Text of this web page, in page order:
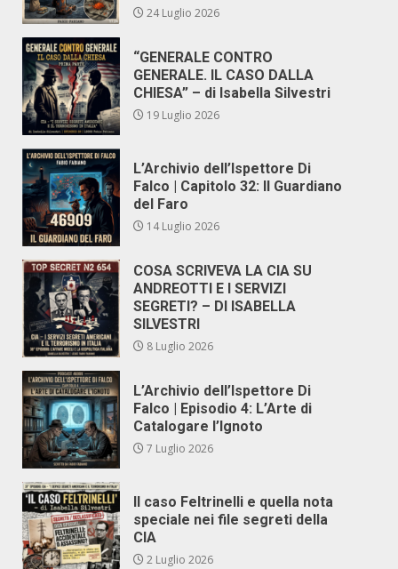
24 Luglio 2026
“GENERALE CONTRO
GENERALE. IL CASO DALLA
CHIESA” – di Isabella Silvestri
19 Luglio 2026
L’Archivio dell’Ispettore Di
Falco | Capitolo 32: Il Guardiano
del Faro
14 Luglio 2026
COSA SCRIVEVA LA CIA SU
ANDREOTTI E I SERVIZI
SEGRETI? – DI ISABELLA
SILVESTRI
8 Luglio 2026
L’Archivio dell’Ispettore Di
Falco | Episodio 4: L’Arte di
Catalogare l’Ignoto
7 Luglio 2026
Il caso Feltrinelli e quella nota
speciale nei file segreti della
CIA
2 Luglio 2026